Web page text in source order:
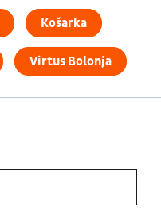
Košarka
Virtus Bolonja